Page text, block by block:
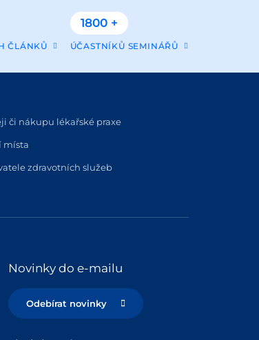
ČLÁNKŮ
1800 +
ÚČASTNÍKŮ SEMINÁŘŮ
či nákupu lékařské praxe
místa
zdravotních služeb
Novinky do e-mailu
Odebírat novinky